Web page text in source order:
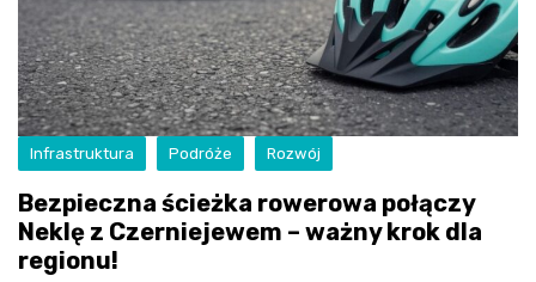
Infrastruktura Podróże Rozwój
Bezpieczna ścieżka rowerowa połączy
Neklę z Czerniejewem – ważny krok dla
regionu!